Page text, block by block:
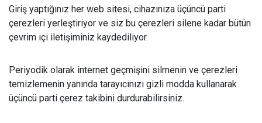
Giriş yaptığınız her web sitesi, cihazınıza üçüncü parti
çerezleri yerleştiriyor ve siz bu çerezleri silene kadar bütün
çevrim içi iletişiminiz kaydediliyor.
Periyodik olarak internet geçmişini silmenin ve çerezleri
temizlemenin yanında tarayıcınızı gizli modda kullanarak
üçüncü parti çerez takibini durdurabilirsiniz.